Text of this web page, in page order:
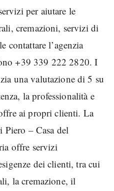
per aiutare le
cremazioni, servizi di
contattare l’agenzia
+39 339 222 2820. I
una valutazione di 5 su
la professionalità e
ai propri clienti. La
Piero – Casa del
offre servizi
dei clienti, tra cui
la cremazione, il